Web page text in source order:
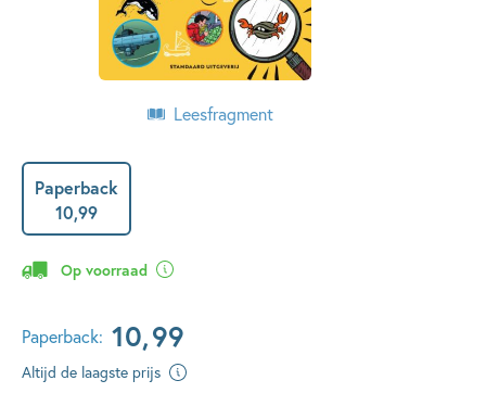
Leesfragment
Paperback
10,99
Op voorraad
Paperback: 10,99
Altijd de laagste prijs